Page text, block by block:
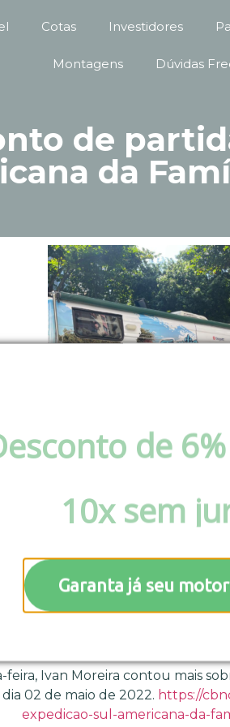
de 6%
10x sem
Garanta já seu
Cotas Investidores
Montagens Dúvidas
de
da
deu início a uma
super campeão de surf
definida).
em um motorhome e
Ivan Moreira contou mais
02 de maio de 2022. https://
expedicao-sul-americana-da-